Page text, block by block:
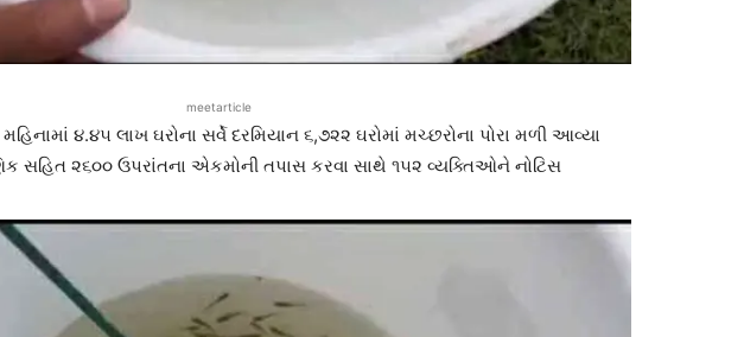
meetarticle
૪.૪૫ લાખ ઘરોના સર્વે દરમિયાન ૬,૭૨૨ ઘરોમાં મચ્છરોના પોરા મળી આવ્યા
સહિત ૨૬૦૦ ઉપરાંતના એકમોની તપાસ કરવા સાથે ૧૫૨ વ્યક્તિઓને નોટિસ